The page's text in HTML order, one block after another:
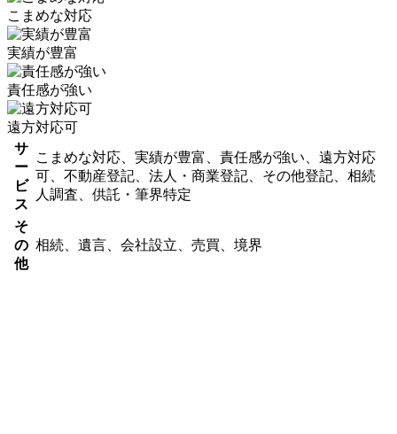
こまめな対応
実績が豊富
責任感が強い
遠方対応可
サ
ー
ビ
ス
こまめな対応、実績が豊富、責任感が強い、遠方対応
可、不動産登記、法人・商業登記、その他登記、相続
人調査、供託・筆界特定
そ
の
他
相続、遺言、会社設立、売買、境界